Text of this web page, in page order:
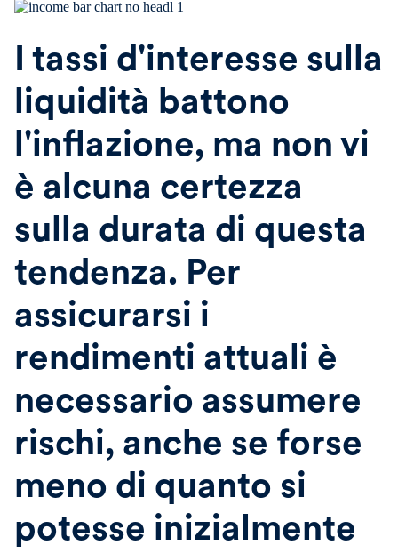
I tassi d'interesse sulla
liquidità battono
l'inflazione, ma non vi
è alcuna certezza
sulla durata di questa
tendenza. Per
assicurarsi i
rendimenti attuali è
necessario assumere
rischi, anche se forse
meno di quanto si
potesse inizialmente